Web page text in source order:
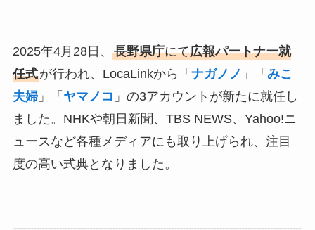
2025年4月28日、 長野県庁にて広報パートナー就
任式が行われ、LocaLinkから「 ナガノノ 」「 みこ
夫婦」「 ヤマノコ 」の3アカウントが新たに就任し
ました。NHKや朝日新聞、TBS NEWS、Yahoo!ニ
ュースなど各種メディアにも取り上げられ、注目
度の高い式典となりました。